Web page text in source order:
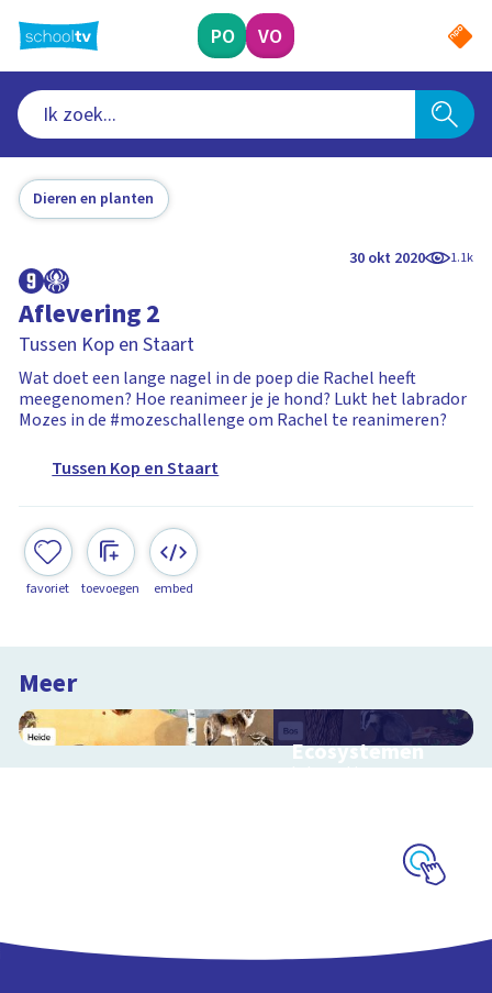
naar
hoofdinhoud
PO VO
Dieren en planten
30 okt 2020 1.1k
Aflevering 2
Tussen Kop en Staart
Wat doet een lange nagel in de poep die Rachel heeft
meegenomen? Hoe reanimeer je je hond? Lukt het labrador
Mozes in de #mozeschallenge om Rachel te reanimeren?
Tussen Kop en Staart
favoriet toevoegen embed
Meer
Ecosystemen
Interactieve